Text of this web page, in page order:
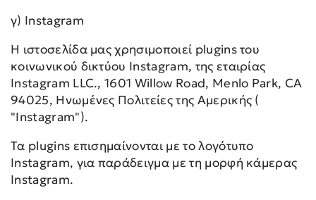
γ) Instagram
Η ιστοσελίδα μας χρησιμοποιεί plugins του
κοινωνικού δικτύου Instagram, της εταιρίας
Instagram LLC., 1601 Willow Road, Menlo Park, CA
94025, Ηνωμένες Πολιτείες της Αμερικής (
"Instagram").
Τα plugins επισημαίνονται με το λογότυπο
Instagram, για παράδειγμα με τη μορφή κάμερας
Instagram.